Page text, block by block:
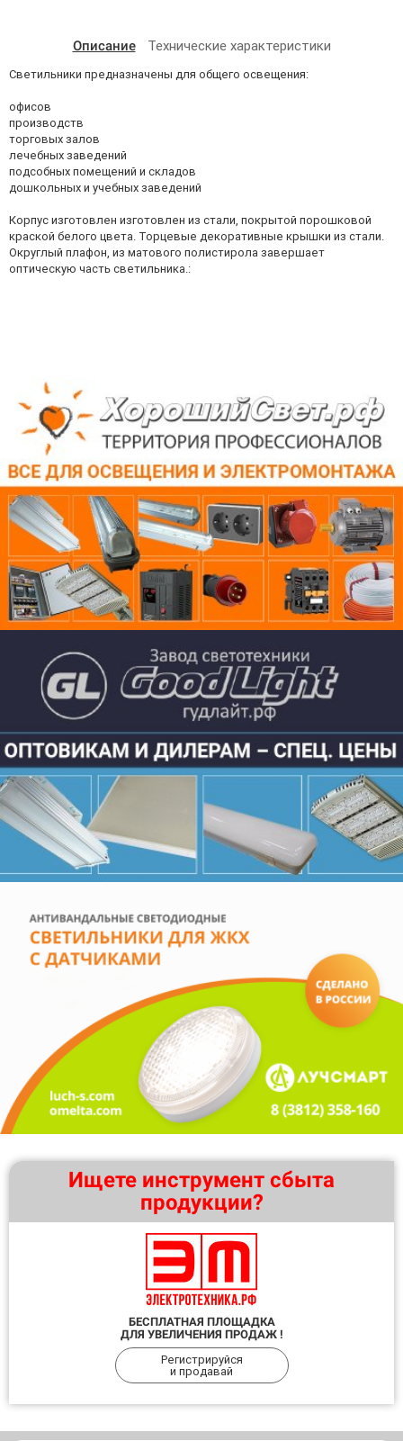
Описание Технические характеристики
Светильники предназначены для общего освещения:
офисов
производств
торговых залов
лечебных заведений
подсобных помещений и складов
дошкольных и учебных заведений
Корпус изготовлен изготовлен из стали, покрытой порошковой
краской белого цвета. Торцевые декоративные крышки из стали.
Округлый плафон, из матового полистирола завершает
оптическую часть светильника.:
Ищете инструмент сбыта
продукции?
БЕСПЛАТНАЯ ПЛОЩАДКА
ДЛЯ УВЕЛИЧЕНИЯ ПРОДАЖ !
Регистрируйся
и продавай